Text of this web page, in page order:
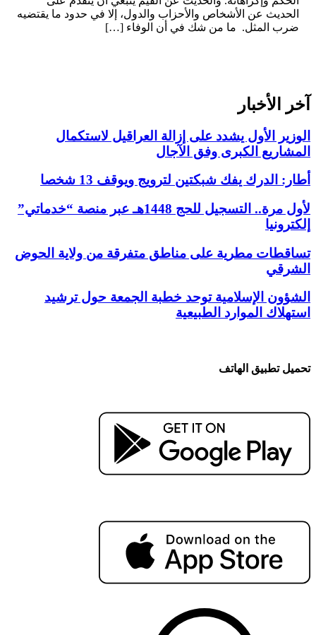
الحديث عن الأشخاص والأحزاب والدول، إلا في حدود ما يقتضيه
ضرب المثل. ما من شك في أن الوفاء […]
آخر الأخبار
الوزير الأول يشدد على إزالة العراقيل لاستكمال
المشاريع الكبرى وفق الآجال
أطار: الدرك يفك شبكتين لترويج ويوقف 13 شخصا
لأول مرة.. التسجيل للحج 1448هـ عبر منصة “خدماتي”
إلكترونيا
تساقطات مطرية على مناطق متفرقة من ولاية الحوض
الشرقي
الشؤون الإسلامية توحد خطبة الجمعة حول ترشيد
استهلاك الموارد الطبيعية
تحميل تطبيق الهاتف